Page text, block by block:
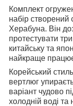
Комплект
набір створений
Херабуна. Він
протестувати три
китайську та
найкраще
Корейський
вертлюг
варіант чудово
холодній воді